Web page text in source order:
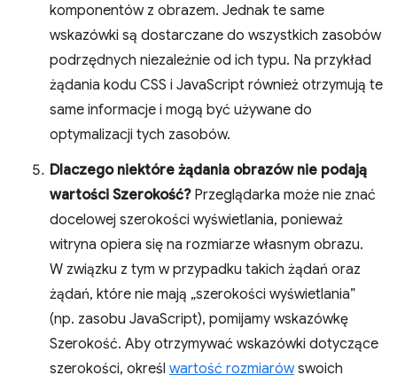
komponentów z obrazem. Jednak te same
wskazówki są dostarczane do wszystkich zasobów
podrzędnych niezależnie od ich typu. Na przykład
żądania kodu CSS i JavaScript również otrzymują te
same informacje i mogą być używane do
optymalizacji tych zasobów.
Dlaczego niektóre żądania obrazów nie podają
wartości Szerokość?Przeglądarka może nie znać
docelowej szerokości wyświetlania, ponieważ
witryna opiera się na rozmiarze własnym obrazu.
W związku z tym w przypadku takich żądań oraz
żądań, które nie mają „szerokości wyświetlania”
(np. zasobu JavaScript), pomijamy wskazówkę
Szerokość. Aby otrzymywać wskazówki dotyczące
szerokości, określ wartość rozmiarówswoich